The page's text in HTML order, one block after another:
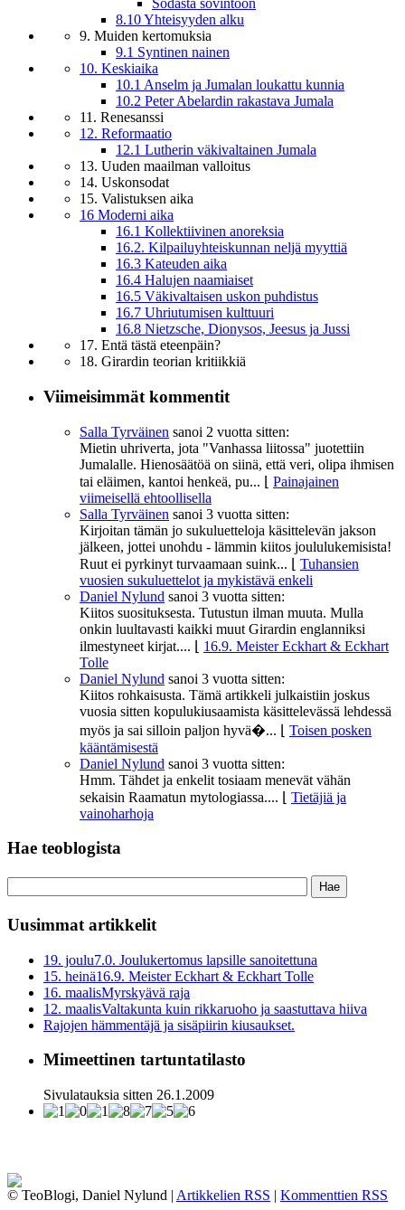
Sodasta sovintoon
8.10 Yhteisyyden alku
9. Muiden kertomuksia
9.1 Syntinen nainen
10. Keskiaika
10.1 Anselm ja Jumalan loukattu kunnia
10.2 Peter Abelardin rakastava Jumala
11. Renesanssi
12. Reformaatio
12.1 Lutherin väkivaltainen Jumala
13. Uuden maailman valloitus
14. Uskonsodat
15. Valistuksen aika
16 Moderni aika
16.1 Kollektiivinen anoreksia
16.2. Kilpailuyhteiskunnan neljä myyttiä
16.3 Kateuden aika
16.4 Halujen naamiaiset
16.5 Väkivaltaisen uskon puhdistus
16.7 Uhriutumisen kulttuuri
16.8 Nietzsche, Dionysos, Jeesus ja Jussi
17. Entä tästä eteenpäin?
18. Girardin teorian kritiikkiä
Viimeisimmät kommentit
Salla Tyrväinen sanoi 2 vuotta sitten:
Mietin uhriverta, jota "Vanhassa liitossa" juotettiin
Jumalalle. Hienosäätöä on siinä, että veri, olipa ihmisen
tai eläimen, kantoi henkeä, pu...
Painajainen
viimeisellä ehtoollisella
Salla Tyrväinen sanoi 3 vuotta sitten:
Kirjoitan tämän jo sukuluetteloja käsittelevän jakson
jälkeen, jottei unohdu - lämmin kiitos joululukemisista!
Ruut ei pyrkinyt turvaamaan suink...
Tuhansien
vuosien sukuluettelot ja mykistävä enkeli
Daniel Nylund sanoi 3 vuotta sitten:
Kiitos suosituksesta. Tutustun ilman muuta. Mulla
onkin luultavasti kaikki muut Girardin englanniksi
ilmestyneet kirjat....
16.9. Meister Eckhart & Eckhart
Tolle
Daniel Nylund sanoi 3 vuotta sitten:
Kiitos rohkaisusta. Tämä artikkeli julkaistiin joskus
vuosia sitten kopulukiusaamista käsittelevässä lehdessä
myös ja sai silloin paljon hyvä�...
Toisen posken
kääntämisestä
Daniel Nylund sanoi 3 vuotta sitten:
Hmm. Tähdet ja enkelit tosiaam menevät vähän
sekaisin Raamatun mytologiassa....
Tietäjiä ja
vainoharhoja
Hae teoblogista
Uusimmat artikkelit
19. joulu7.0. Joulukertomus lapsille sanoitettuna
15. heinä16.9. Meister Eckhart & Eckhart Tolle
16. maalisMyrskyävä raja
12. maalisValtakunta kuin rikkaruoho ja saastuttava hiiva
Rajojen hämmentäjä ja sisäpiirin kiusaukset.
Mimeettinen tartuntatilasto
Sivulatauksia sitten 26.1.2009
© TeoBlogi, Daniel Nylund | Artikkelien RSS | Kommenttien RSS